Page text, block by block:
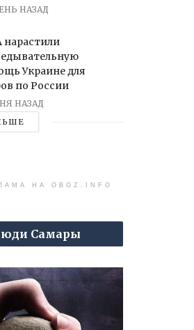
НАЗАД
Украине для
по России
НАЗАД
НА OBOZ.INFO
Самары